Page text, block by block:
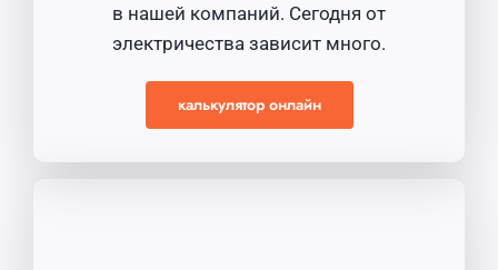
в нашей компаний. Сегодня от
электричества зависит много.
калькулятор онлайн